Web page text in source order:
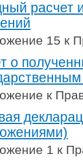
расчет
15 к
о
к
1 к